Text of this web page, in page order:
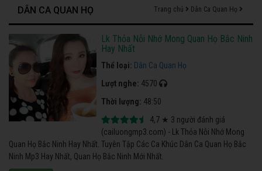
DÂN CA QUAN HỌ Trang chủ Dân Ca Quan Họ
Lk Thỏa Nỗi Nhớ Mong Quan Họ Bắc Ninh
Hay Nhất
Thể loại: Dân Ca Quan Họ
Lượt nghe: 4570
Thời lượng: 48:50
4,7 ★ 3 người đánh giá
(cailuongmp3.com) - Lk Thỏa Nỗi Nhớ Mong
Quan Họ Bắc Ninh Hay Nhất. Tuyên Tập Các Ca Khúc Dân Ca Quan Họ Bắc
Ninh Mp3 Hay Nhất, Quan Họ Bắc Ninh Mới Nhất.